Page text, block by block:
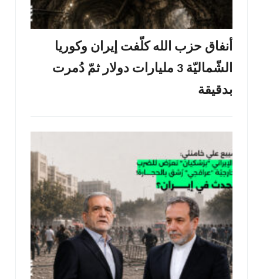
أنفاق حزب الله كلّفت إيران وكوريا
الشّماليّة 3 مليارات دولار ثمّ دُمرت
بدقيقة